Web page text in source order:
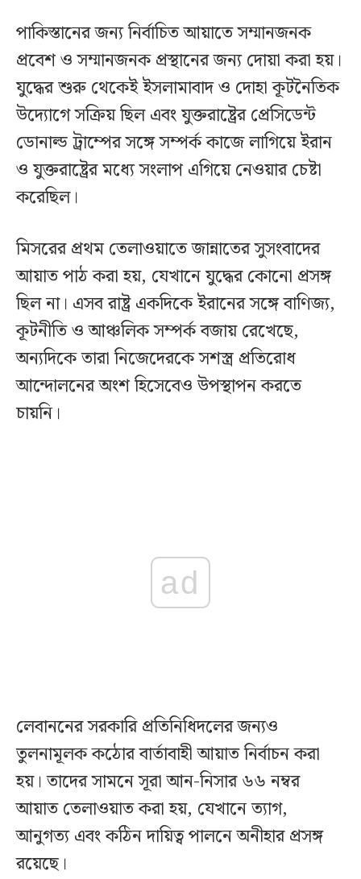
পাকিস্তানের জন্য নির্বাচিত আয়াতে সম্মানজনক
প্রবেশ ও সম্মানজনক প্রস্থানের জন্য দোয়া করা হয়।
যুদ্ধের শুরু থেকেই ইসলামাবাদ ও দোহা কূটনৈতিক
উদ্যোগে সক্রিয় ছিল এবং যুক্তরাষ্ট্রের প্রেসিডেন্ট
ডোনাল্ড ট্রাম্পের সঙ্গে সম্পর্ক কাজে লাগিয়ে ইরান
ও যুক্তরাষ্ট্রের মধ্যে সংলাপ এগিয়ে নেওয়ার চেষ্টা
করেছিল।
মিসরের প্রথম তেলাওয়াতে জান্নাতের সুসংবাদের
আয়াত পাঠ করা হয়, যেখানে যুদ্ধের কোনো প্রসঙ্গ
ছিল না। এসব রাষ্ট্র একদিকে ইরানের সঙ্গে বাণিজ্য,
কূটনীতি ও আঞ্চলিক সম্পর্ক বজায় রেখেছে,
অন্যদিকে তারা নিজেদেরকে সশস্ত্র প্রতিরোধ
আন্দোলনের অংশ হিসেবেও উপস্থাপন করতে
চায়নি।
ad
লেবাননের সরকারি প্রতিনিধিদলের জন্যও
তুলনামূলক কঠোর বার্তাবাহী আয়াত নির্বাচন করা
হয়। তাদের সামনে সূরা আন-নিসার ৬৬ নম্বর
আয়াত তেলাওয়াত করা হয়, যেখানে ত্যাগ,
আনুগত্য এবং কঠিন দায়িত্ব পালনে অনীহার প্রসঙ্গ
রয়েছে।